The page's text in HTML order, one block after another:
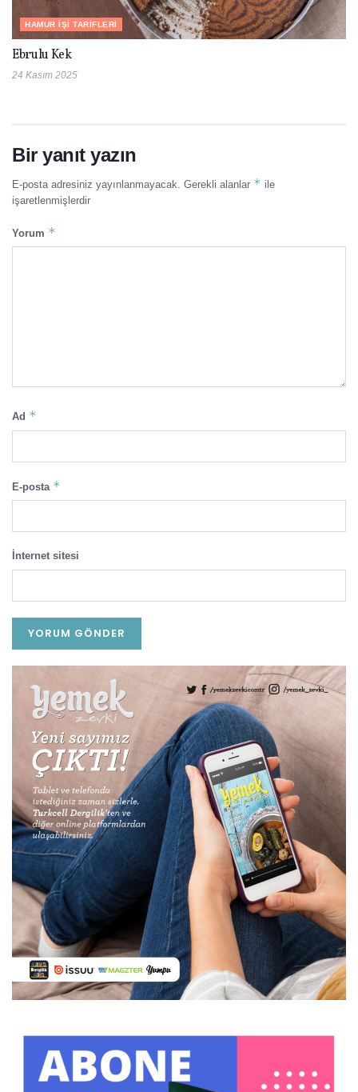
HAMUR İŞI TARIFLERI
Ebrulu Kek
24 Kasım 2025
Bir yanıt yazın
E-posta adresiniz yayınlanmayacak. Gerekli alanlar * ile
işaretlenmişlerdir
Yorum *
Ad *
E-posta *
İnternet sitesi